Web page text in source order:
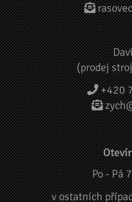
(prodej
+420
Po - Pá
v ostatních